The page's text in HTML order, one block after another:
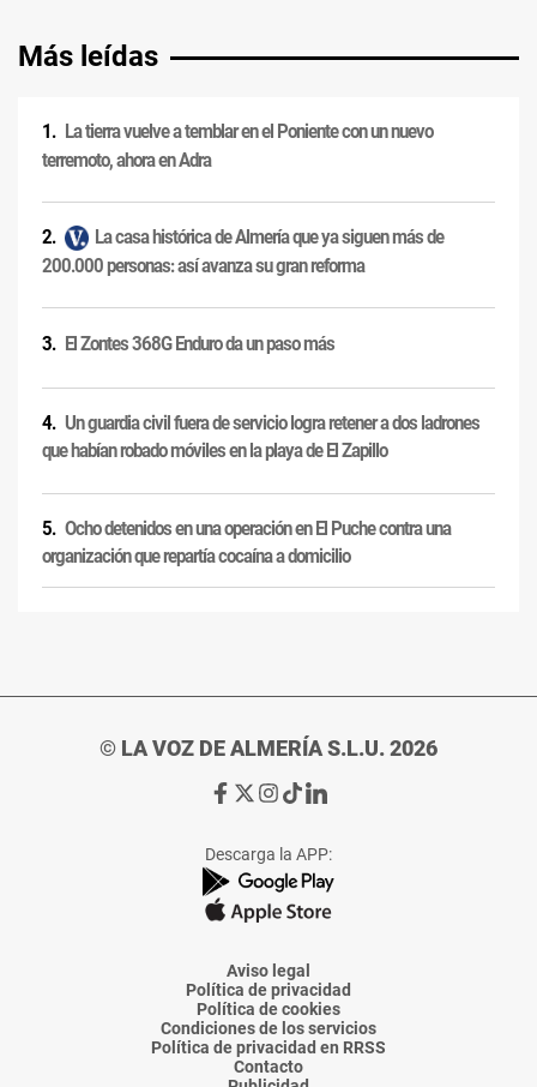
Más leídas
La tierra vuelve a temblar en el Poniente con un nuevo
terremoto, ahora en Adra
La casa histórica de Almería que ya siguen más de
200.000 personas: así avanza su gran reforma
El Zontes 368G Enduro da un paso más
Un guardia civil fuera de servicio logra retener a dos ladrones
que habían robado móviles en la playa de El Zapillo
Ocho detenidos en una operación en El Puche contra una
organización que repartía cocaína a domicilio
© LA VOZ DE ALMERÍA S.L.U. 2026
Ir
de
La
Voz
Almería
Ir
de
La
Voz
Almería
Ir
de
La
Voz
Almería
Ir
de
La
Voz
Almería
Ir
de
La
Voz
Descarga la APP:
Aviso legal
Política de privacidad
Política de cookies
Condiciones de los servicios
Política de privacidad en RRSS
Contacto